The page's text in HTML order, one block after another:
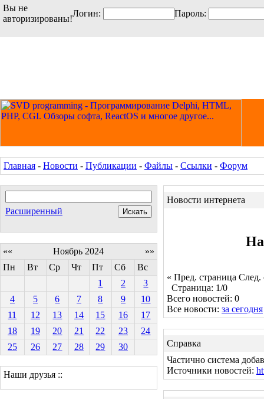
Вы не
авторизированы!
Логин: Пароль:
Главная - Новости - Публикации - Файлы - Ссылки - Форум
Расширенный
«« Ноябрь 2024
»»
Пн
Вт Ср Чт Пт Сб
Вс
1
2
3
4
5 6 7 8 9
10
11
12 13 14 15 16
17
18
19 20 21 22 23
24
25
26 27 28 29 30
Наши друзья ::
Новости интернета
На
« Пред. страница След.
Страница: 1/0
Всего новостей: 0
Все новости: за сегодня
Справка
Частично система
Источники новостей: